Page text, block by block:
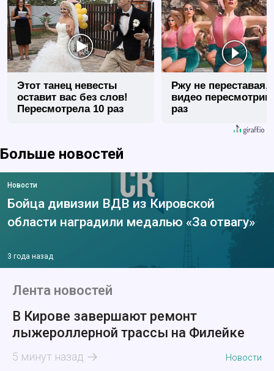
Этот танец невесты
оставит вас без слов!
Пересмотрела 10 раз
Ржу не переставая,
видео
раз
Больше новостей
Новости
Бойца дивизии ВДВ из Кировской
области наградили медалью «За отвагу»
3 года назад
Лента новостей
В Кирове завершают ремонт
лыжероллерной трассы на Филейке
5 минут назад Новости